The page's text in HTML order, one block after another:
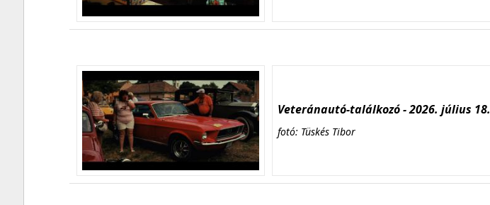
Veteránautó-találkozó - 2026. július 18.
fotó: Tüskés Tibor